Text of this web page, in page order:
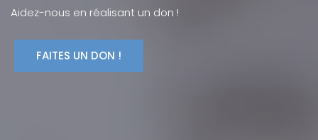
Aidez-nous en réalisant un don !